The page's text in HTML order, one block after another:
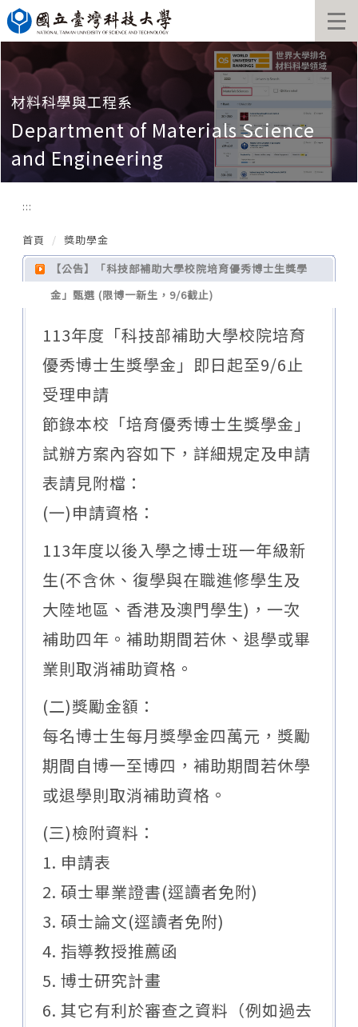
跳
到
主
要
內
容
區
材料科學與工程系
Department of Materials Science
and Engineering
:::
首頁
獎助學金
【公告】「科技部補助大學校院培育優秀博士生獎學
金」甄選 (限博一新生，9/6截止)
113年度「科技部補助大學校院培育
優秀博士生獎學金」即日起至9/6止
受理申請
節錄本校「培育優秀博士生獎學金」
試辦方案內容如下，詳細規定及申請
表請見附檔：
(一)申請資格：
113年度以後入學之博士班一年級新
生(不含休、復學與在職進修學生及
大陸地區、香港及澳門學生)，一次
補助四年。補助期間若休、退學或畢
業則取消補助資格。
(二)獎勵金額：
每名博士生每月獎學金四萬元，獎勵
期間自博一至博四，補助期間若休學
或退學則取消補助資格。
(三)檢附資料：
1. 申請表
2. 碩士畢業證書(逕讀者免附)
3. 碩士論文(逕讀者免附)
4. 指導教授推薦函
5. 博士研究計畫
6. 其它有利於審查之資料（例如過去